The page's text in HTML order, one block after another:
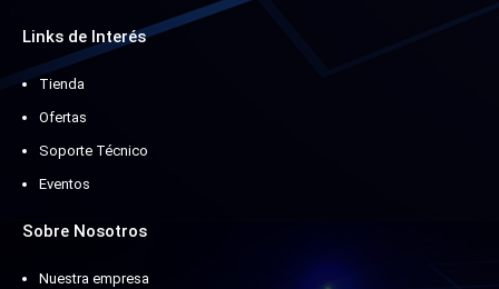
Links de Interés
Tienda
Ofertas
Soporte Técnico
Eventos
Sobre Nosotros
Nuestra empresa